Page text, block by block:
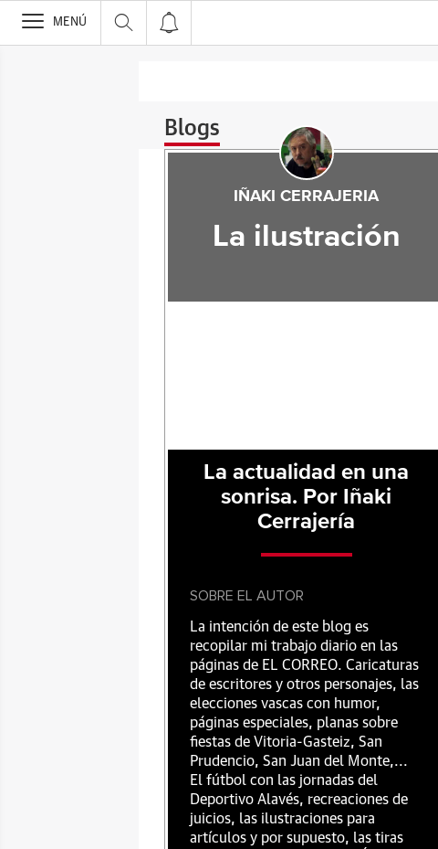
>
MENÚ
Blogs
IÑAKI CERRAJERIA
La ilustración
La actualidad en una
sonrisa. Por Iñaki
Cerrajería
SOBRE EL AUTOR
La intención de este blog es
recopilar mi trabajo diario en las
páginas de EL CORREO. Caricaturas
de escritores y otros personajes, las
elecciones vascas con humor,
páginas especiales, planas sobre
fiestas de Vitoria-Gasteiz, San
Prudencio, San Juan del Monte,...
El fútbol con las jornadas del
Deportivo Alavés, recreaciones de
juicios, las ilustraciones para
artículos y por supuesto, las tiras